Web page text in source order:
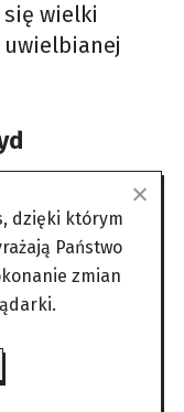
wielki
uwielbianej
prezesem
jeszcze kilka
Da się
dzięki którym
Państwo
zmian